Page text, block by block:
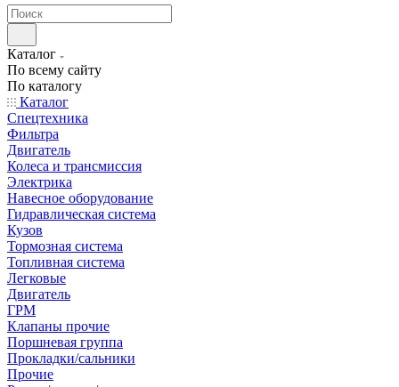
Каталог
По всему сайту
По каталогу
Каталог
Спецтехника
Фильтра
Двигатель
Колеса и трансмиссия
Электрика
Навесное оборудование
Гидравлическая система
Кузов
Тормозная система
Топливная система
Легковые
Двигатель
ГРМ
Клапаны прочие
Поршневая группа
Прокладки/сальники
Прочие